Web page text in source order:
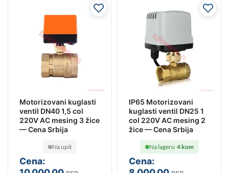
Motorizovani kuglasti
ventil DN40 1,5 col
220V AC mesing 3 žice
— Cena Srbija
Cena:
Na upit
IP65 Motorizovani
kuglasti ventil DN25 1
col 220V AC mesing 2
žice — Cena Srbija
Cena:
Na lageru 4 kom